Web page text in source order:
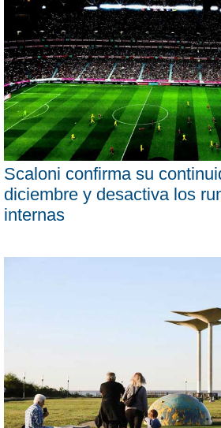
Scaloni confirma su
diciembre y desactiva los
internas